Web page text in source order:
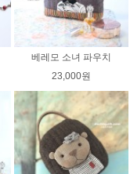
베레모 소녀 파우치
23,000원